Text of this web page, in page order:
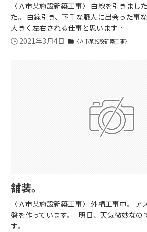
〈Ａ市某施設新築工事〉 白線を引きまし
た。 白線引き、下手な職人に出会った事
大きく左右される仕事と思います…
2021年3月4日 folder 〈Ａ市某施設新築工事〉
舗装。
〈Ａ市某施設新築工事〉 外構工事中。
盤を作っています。 明日、天気微妙なの
す。